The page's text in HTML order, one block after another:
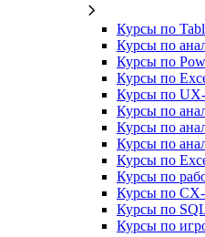
Курсы по
Курсы по
Курсы по
Курсы по
Курсы по
Курсы по
Курсы по
Курсы по
Курсы по
Курсы по
Курсы по
Курсы по
Курсы по